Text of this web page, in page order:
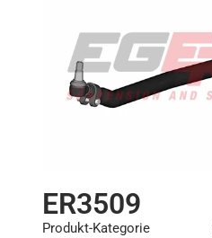
ER3509
Produkt-Kategorie